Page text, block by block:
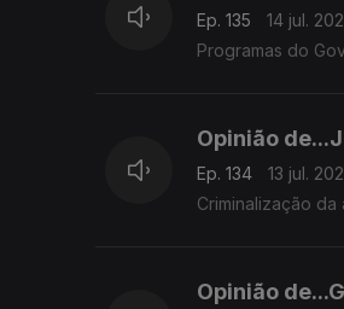
Ep. 135
14 jul.
Programas do
Opinião
Ep. 134
13 jul.
Criminalização
Opinião